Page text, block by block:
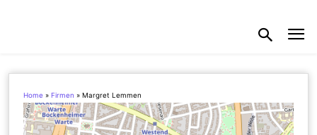
Home » Firmen »Margret Lemmen